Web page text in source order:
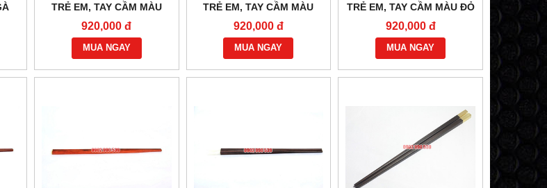
TRẺ EM, TAY CẦM MÀU
XANH DƯƠNG
920,000 đ
MUA NGAY
TRẺ EM, TAY CẦM MÀU
XANH LÁ
920,000 đ
MUA NGAY
TRẺ EM, TAY CẦM MÀU ĐỎ
920,000 đ
MUA NGAY